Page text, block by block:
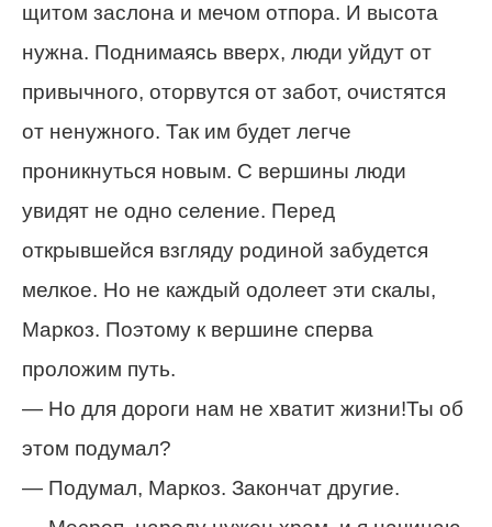
щитом заслона и мечом отпора. И высота
нужна. Поднимаясь вверх, люди уйдут от
привычного, оторвутся от забот, очистятся
от ненужного. Так им будет легче
проникнуться новым. С вершины люди
увидят не одно селение. Перед
открывшейся взгляду родиной забудется
мелкое. Но не каждый одолеет эти скалы,
Маркоз. Поэтому к вершине сперва
проложим путь.
— Но для дороги нам не хватит жизни!Ты об
этом подумал?
— Подумал, Маркоз. Закончат другие.